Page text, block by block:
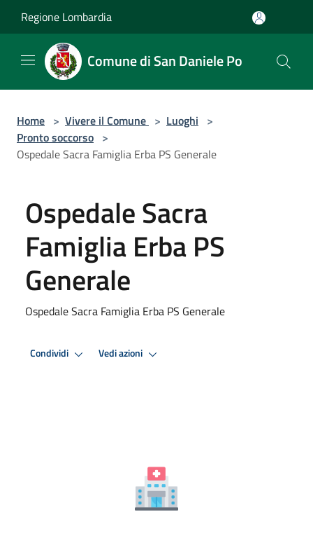
Regione Lombardia
Comune di San Daniele Po
Home > Vivere il Comune > Luoghi >
Pronto soccorso >
Ospedale Sacra Famiglia Erba PS Generale
Ospedale Sacra
Famiglia Erba PS
Generale
Ospedale Sacra Famiglia Erba PS Generale
Condividi Vedi azioni